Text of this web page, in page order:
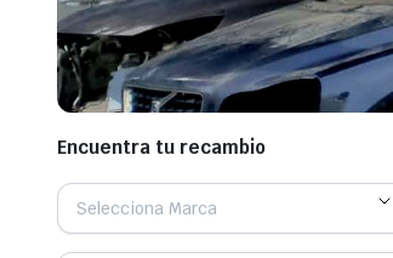
Encuentra tu recambio
Selecciona Marca